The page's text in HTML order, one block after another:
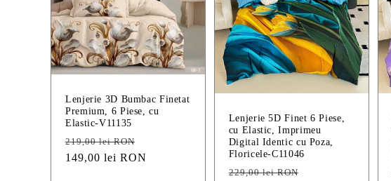
Lenjerie 3D Bumbac Finetat
Premium, 6 Piese, cu
Elastic-V11135
Preț
obișnuit
219,00 lei RON
redus
149,00 lei RON
Lenjerie 5D Finet 6 Piese,
cu Elastic, Imprimeu
Digital Identic cu Poza,
Floricele-C11046
Preț
229,00 lei RON